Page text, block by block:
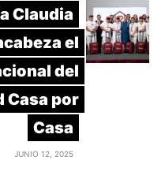
Claudia
el
del
Casa por
Casa
JUNIO 12, 2025